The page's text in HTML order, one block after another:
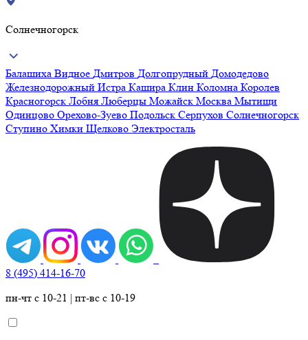
Солнечногорск
Балашиха Видное Дмитров Долгопрудный Домодедово
Железнодорожный Истра Кашира Клин Коломна Королев
Красногорск Лобня Люберцы Можайск Москва Мытищи
Одинцово Орехово-Зуево Подольск Серпухов Солнечногорск
Ступино Химки Щелково Электросталь
8 (495) 414-16-70
пн-чт с 10-21 | пт-вс с 10-19